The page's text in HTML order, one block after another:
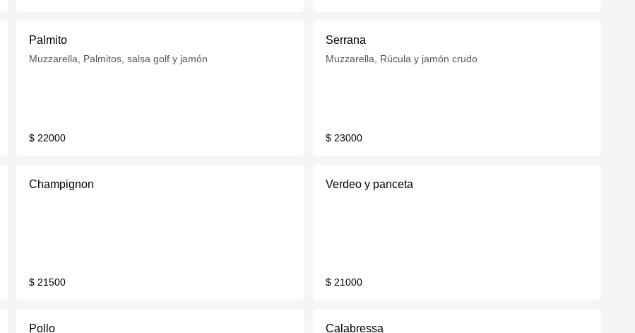
Palmito
Muzzarella, Palmitos, salsa golf y jamón
$ 22000
Serrana
Muzzarella, Rúcula y jamón crudo
$ 23000
Champignon
$ 21500
Verdeo y panceta
$ 21000
Pollo Calabressa